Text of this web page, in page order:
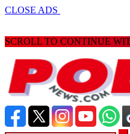
CLOSE ADS
SCROLL TO CONTINUE